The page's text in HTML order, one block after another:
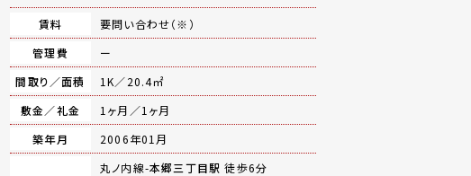
賃料
要問い合わせ（※）
管理費
ー
間取り／面積
1K／20.4㎡
敷金／礼金
1ヶ月／1ヶ月
築年月
2006年01月
丸ノ内線-本郷三丁目駅 徒歩6分